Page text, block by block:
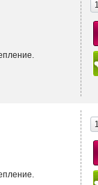
керамогранитом,
устойчивым к
износу и появлению